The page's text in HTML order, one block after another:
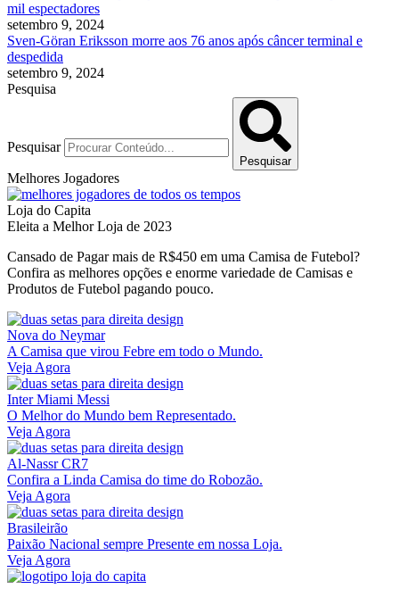
mil espectadores
setembro 9, 2024
Sven-Göran Eriksson morre aos 76 anos após câncer terminal e
despedida
setembro 9, 2024
Pesquisa
Pesquisar
Pesquisar
Melhores Jogadores
Loja do Capita
Eleita a Melhor Loja de 2023
Cansado de Pagar mais de R$450 em uma Camisa de Futebol?
Confira as melhores opções e enorme variedade de Camisas e
Produtos de Futebol pagando pouco.
Nova do Neymar
A Camisa que virou Febre em todo o Mundo.
Veja Agora
Inter Miami Messi
O Melhor do Mundo bem Representado.
Veja Agora
Al-Nassr CR7
Confira a Linda Camisa do time do Robozão.
Veja Agora
Brasileirão
Paixão Nacional sempre Presente em nossa Loja.
Veja Agora